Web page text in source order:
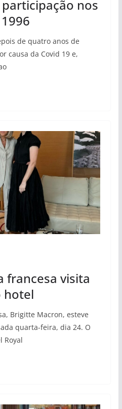
nos
de quatro anos de
causa da Covid 19 e,
francesa visita
hotel
Brigitte Macron, esteve
quarta-feira, dia 24. O
Royal